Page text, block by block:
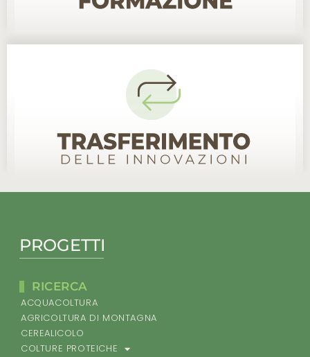
PROGETTI
RICERCA
ACQUACOLTURA
AGRICOLTURA DI MONTAGNA
CEREALICOLO
COLTURE PROTEICHE